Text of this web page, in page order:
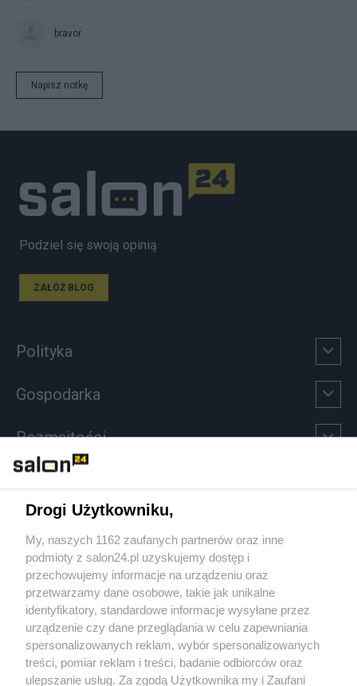
bravor
Napisz notkę
Podziel się swoją opinią
ZAŁÓŻ BLOG
Polityka
Gospodarka
Rozmaitości
Sport
Społeczeństwo
Kultura
Drogi Użytkowniku,
My, naszych 1162 zaufanych partnerów oraz inne
podmioty z salon24.pl uzyskujemy dostęp i
przechowujemy informacje na urządzeniu oraz
przetwarzamy dane osobowe, takie jak unikalne
identyfikatory, standardowe informacje wysyłane przez
urządzenie czy dane przeglądania w celu zapewniania
spersonalizowanych reklam, wybór spersonalizowanych
treści, pomiar reklam i treści, badanie odbiorców oraz
ulepszanie usług. Za zgodą Użytkownika my i Zaufani